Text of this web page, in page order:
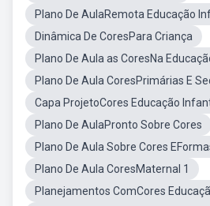
Plano De AulaRemota Educação
Dinâmica De CoresPara Criança
Plano De Aula as CoresNa
Plano De Aula CoresPrimárias E
Capa ProjetoCores Educação
Plano De AulaPronto Sobre Cores
Plano De Aula Sobre Cores
Plano De Aula CoresMaternal 1
Planejamentos ComCores